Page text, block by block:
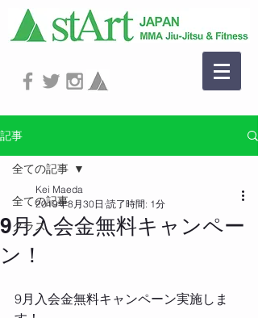
記事
全ての記事
クラス
全ての記事
9月入会金無料キャンペー
ン！
Kei Maeda
2019年8月30日 読了時間: 1分
‪9月入会金無料キャンペーン実施しま